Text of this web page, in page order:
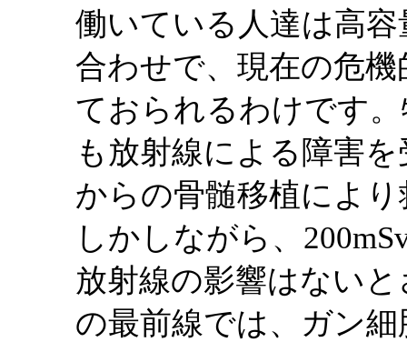
働いている人達は高
合わせで、現在の危
ておられるわけです
も放射線による障害
からの骨髄移植によ
しかしながら、
放射線の影響はない
の最前線では、ガン